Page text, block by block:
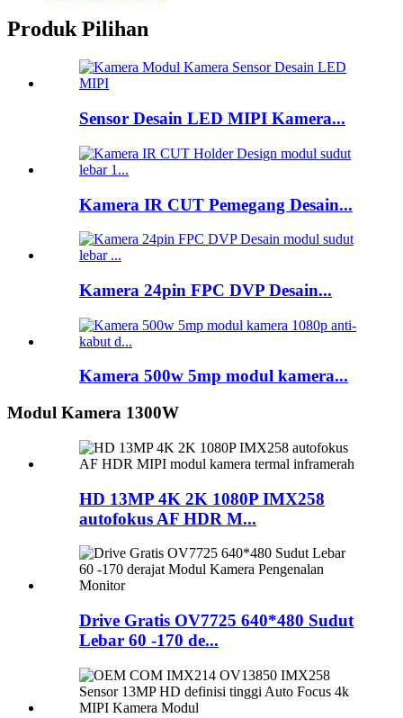
Produk Pilihan
Sensor Desain LED MIPI Kamera...
Kamera IR CUT Pemegang Desain...
Kamera 24pin FPC DVP Desain...
Kamera 500w 5mp modul kamera...
Modul Kamera 1300W
HD 13MP 4K 2K 1080P IMX258
autofokus AF HDR M...
Drive Gratis OV7725 640*480 Sudut
Lebar 60 -170 de...